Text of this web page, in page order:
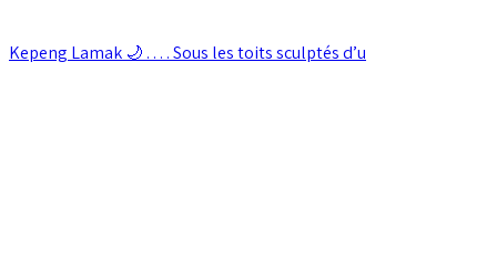
Kepeng Lamak 🌙 . . . . Sous les toits sculptés d’u